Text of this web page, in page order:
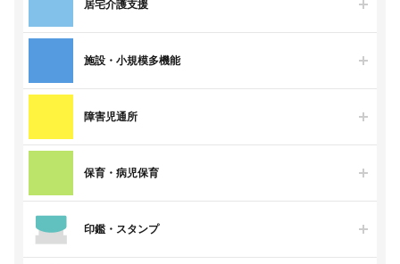
居宅介護支援
施設・小規模多機能
障害児通所
保育・病児保育
印鑑・スタンプ